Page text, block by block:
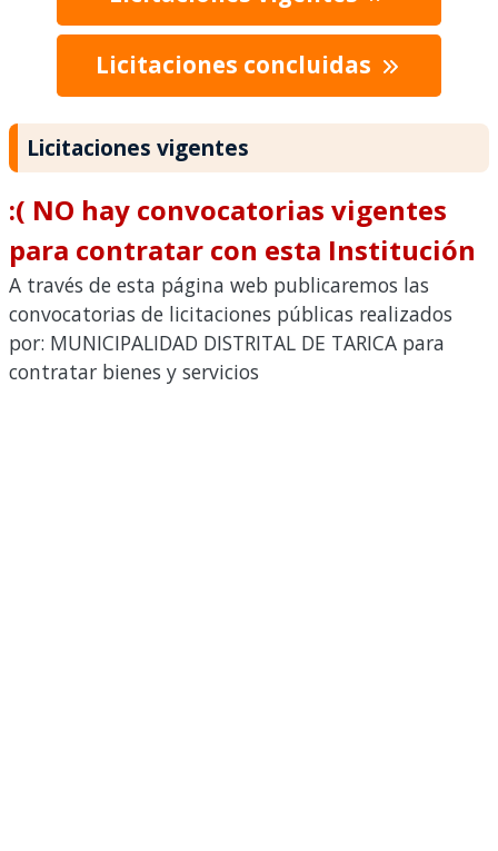
Licitaciones concluidas
Licitaciones vigentes
:( NO hay convocatorias vigentes
para contratar con esta Institución
A través de esta página web publicaremos las
convocatorias de licitaciones públicas realizados
por: MUNICIPALIDAD DISTRITAL DE TARICA para
contratar bienes y servicios